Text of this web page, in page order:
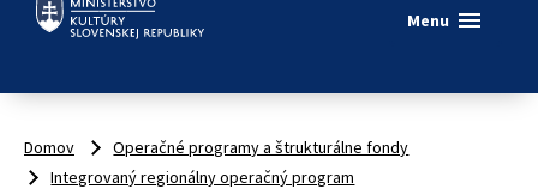
Menu menu
Domov
Operačné programy a štrukturálne fondy
Integrovaný regionálny operačný program